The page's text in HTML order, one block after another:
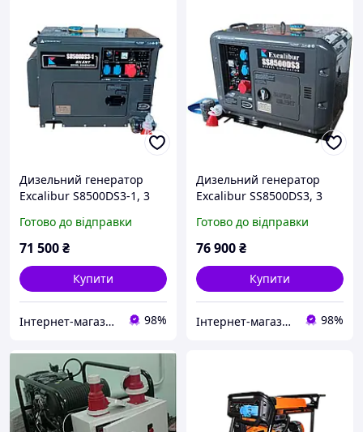
Дизельний генератор
Excalibur S8500DS3-1, 3
корпусі (з модулем під
АВР)
Готово до відправки
71 500₴
Купити
Інтернет-магазин shotam.net 98%
Дизельний генератор
Excalibur SS8500DS3, 3
корпусі (з модулем під
АВР)
Готово до відправки
76 900₴
Купити
Інтернет-магазин shotam.net 98%